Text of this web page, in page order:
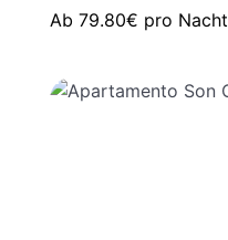
Ab 79.80€ pro Nacht